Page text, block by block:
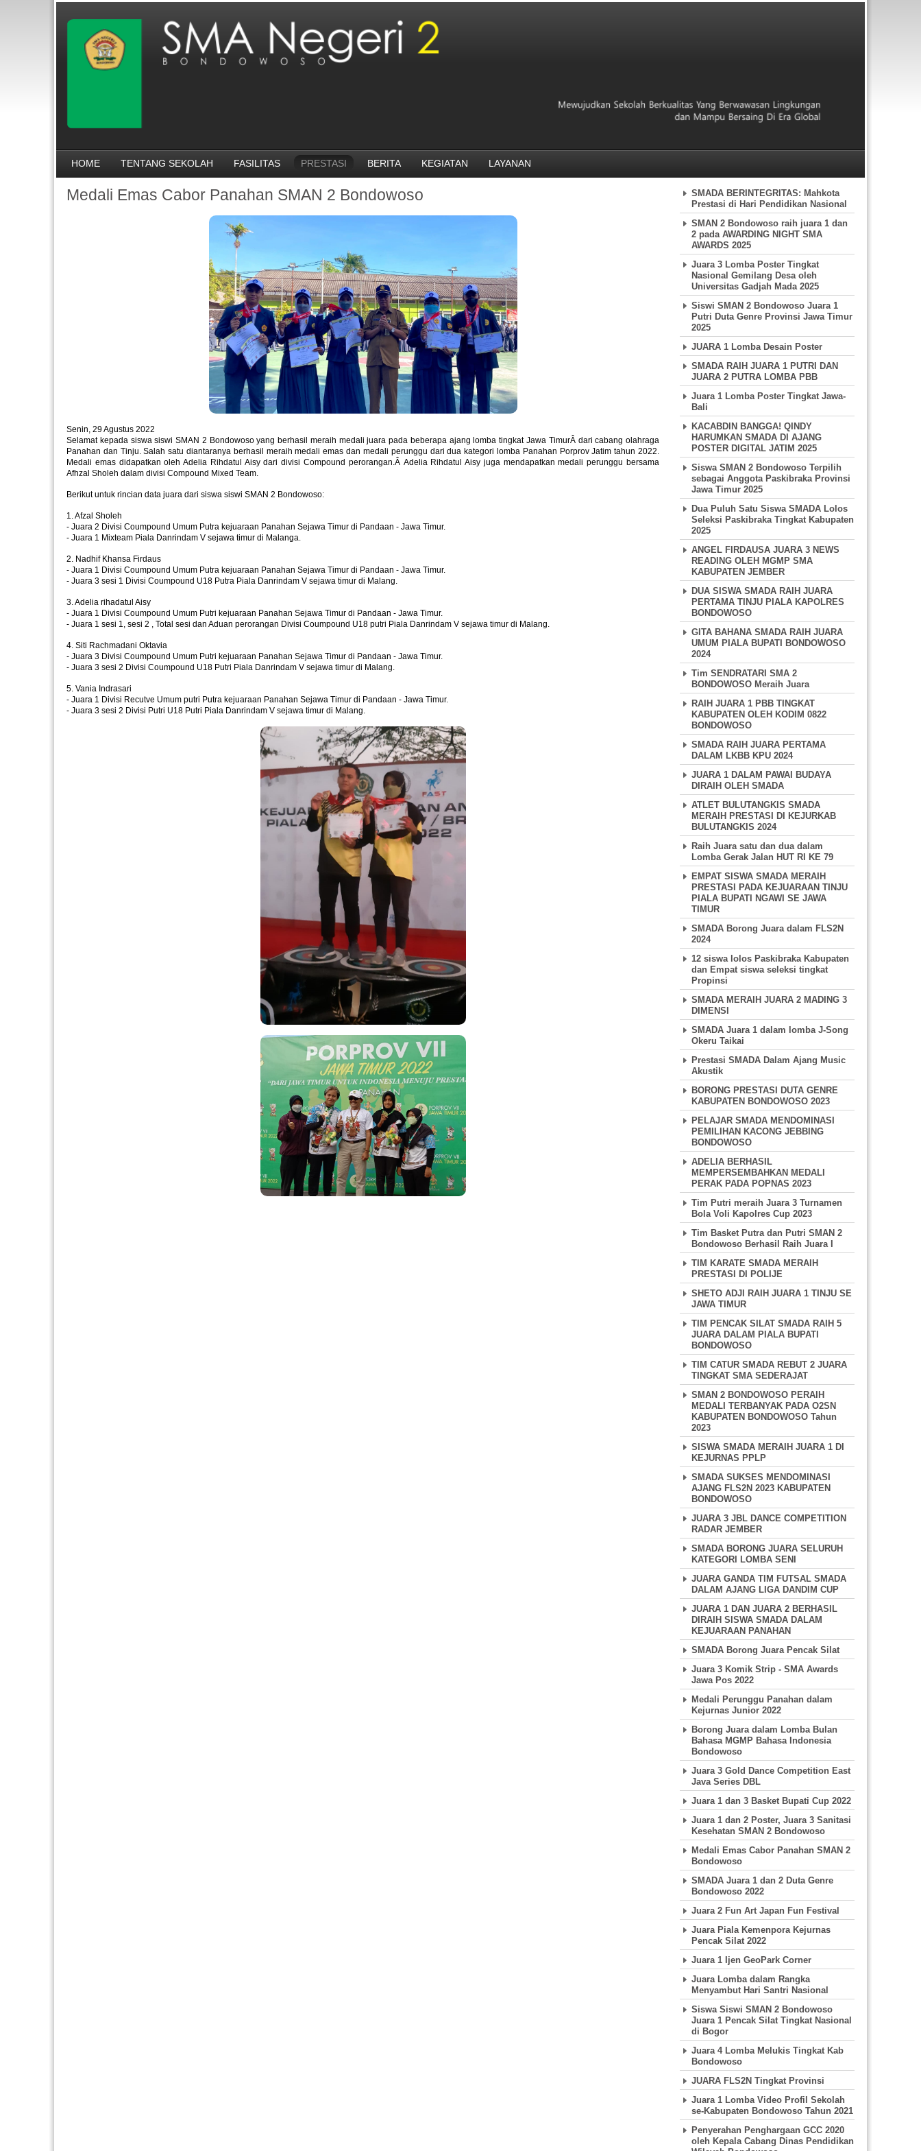
HOME TENTANG SEKOLAH FASILITAS PRESTASI BERITA KEGIATAN LAYANAN
SMADA BERINTEGRITAS: Mahkota
Prestasi di Hari Pendidikan Nasional
SMAN 2 Bondowoso raih juara 1 dan
2 pada AWARDING NIGHT SMA
AWARDS 2025
Juara 3 Lomba Poster Tingkat
Nasional Gemilang Desa oleh
Universitas Gadjah Mada 2025
Siswi SMAN 2 Bondowoso Juara 1
Putri Duta Genre Provinsi Jawa Timur
2025
JUARA 1 Lomba Desain Poster
SMADA RAIH JUARA 1 PUTRI DAN
JUARA 2 PUTRA LOMBA PBB
Juara 1 Lomba Poster Tingkat Jawa-
Bali
KACABDIN BANGGA! QINDY
HARUMKAN SMADA DI AJANG
POSTER DIGITAL JATIM 2025
Siswa SMAN 2 Bondowoso Terpilih
sebagai Anggota Paskibraka Provinsi
Jawa Timur 2025
Dua Puluh Satu Siswa SMADA Lolos
Seleksi Paskibraka Tingkat Kabupaten
2025
ANGEL FIRDAUSA JUARA 3 NEWS
READING OLEH MGMP SMA
KABUPATEN JEMBER
DUA SISWA SMADA RAIH JUARA
PERTAMA TINJU PIALA KAPOLRES
BONDOWOSO
GITA BAHANA SMADA RAIH JUARA
UMUM PIALA BUPATI BONDOWOSO
2024
Tim SENDRATARI SMA 2
BONDOWOSO Meraih Juara
RAIH JUARA 1 PBB TINGKAT
KABUPATEN OLEH KODIM 0822
BONDOWOSO
SMADA RAIH JUARA PERTAMA
DALAM LKBB KPU 2024
JUARA 1 DALAM PAWAI BUDAYA
DIRAIH OLEH SMADA
ATLET BULUTANGKIS SMADA
MERAIH PRESTASI DI KEJURKAB
BULUTANGKIS 2024
Raih Juara satu dan dua dalam
Lomba Gerak Jalan HUT RI KE 79
EMPAT SISWA SMADA MERAIH
PRESTASI PADA KEJUARAAN TINJU
PIALA BUPATI NGAWI SE JAWA
TIMUR
SMADA Borong Juara dalam FLS2N
2024
12 siswa lolos Paskibraka Kabupaten
dan Empat siswa seleksi tingkat
Propinsi
SMADA MERAIH JUARA 2 MADING 3
DIMENSI
SMADA Juara 1 dalam lomba J-Song
Okeru Taikai
Prestasi SMADA Dalam Ajang Music
Akustik
BORONG PRESTASI DUTA GENRE
KABUPATEN BONDOWOSO 2023
PELAJAR SMADA MENDOMINASI
PEMILIHAN KACONG JEBBING
BONDOWOSO
ADELIA BERHASIL
MEMPERSEMBAHKAN MEDALI
PERAK PADA POPNAS 2023
Tim Putri meraih Juara 3 Turnamen
Bola Voli Kapolres Cup 2023
Tim Basket Putra dan Putri SMAN 2
Bondowoso Berhasil Raih Juara I
TIM KARATE SMADA MERAIH
PRESTASI DI POLIJE
SHETO ADJI RAIH JUARA 1 TINJU SE
JAWA TIMUR
TIM PENCAK SILAT SMADA RAIH 5
JUARA DALAM PIALA BUPATI
BONDOWOSO
TIM CATUR SMADA REBUT 2 JUARA
TINGKAT SMA SEDERAJAT
SMAN 2 BONDOWOSO PERAIH
MEDALI TERBANYAK PADA O2SN
KABUPATEN BONDOWOSO Tahun
2023
SISWA SMADA MERAIH JUARA 1 DI
KEJURNAS PPLP
SMADA SUKSES MENDOMINASI
AJANG FLS2N 2023 KABUPATEN
BONDOWOSO
JUARA 3 JBL DANCE COMPETITION
RADAR JEMBER
SMADA BORONG JUARA SELURUH
KATEGORI LOMBA SENI
JUARA GANDA TIM FUTSAL SMADA
DALAM AJANG LIGA DANDIM CUP
JUARA 1 DAN JUARA 2 BERHASIL
DIRAIH SISWA SMADA DALAM
KEJUARAAN PANAHAN
SMADA Borong Juara Pencak Silat
Juara 3 Komik Strip - SMA Awards
Jawa Pos 2022
Medali Perunggu Panahan dalam
Kejurnas Junior 2022
Borong Juara dalam Lomba Bulan
Bahasa MGMP Bahasa Indonesia
Bondowoso
Juara 3 Gold Dance Competition East
Java Series DBL
Juara 1 dan 3 Basket Bupati Cup 2022
Juara 1 dan 2 Poster, Juara 3 Sanitasi
Kesehatan SMAN 2 Bondowoso
Medali Emas Cabor Panahan SMAN 2
Bondowoso
SMADA Juara 1 dan 2 Duta Genre
Bondowoso 2022
Juara 2 Fun Art Japan Fun Festival
Juara Piala Kemenpora Kejurnas
Pencak Silat 2022
Juara 1 Ijen GeoPark Corner
Juara Lomba dalam Rangka
Menyambut Hari Santri Nasional
Siswa Siswi SMAN 2 Bondowoso
Juara 1 Pencak Silat Tingkat Nasional
di Bogor
Juara 4 Lomba Melukis Tingkat Kab
Bondowoso
JUARA FLS2N Tingkat Provinsi
Juara 1 Lomba Video Profil Sekolah
se-Kabupaten Bondowoso Tahun 2021
Penyerahan Penghargaan GCC 2020
oleh Kepala Cabang Dinas Pendidikan
Medali Emas Cabor Panahan SMAN 2 Bondowoso
Senin, 29 Agustus 2022
Selamat kepada siswa siswi SMAN 2 Bondowosoyang berhasil meraih medali juara pada beberapa ajang lomba tingkat Jawa TimurÂ dari cabang olahraga
Panahan dan Tinju. Salah satu diantaranya berhasil meraih medali emas dan medali perunggu dari dua kategori lomba Panahan Porprov Jatim tahun 2022.
Medali emas didapatkan oleh Adelia Rihdatul Aisy dari divisi Compound perorangan.Â Adelia Rihdatul Aisy juga mendapatkan medali perunggu bersama
Afhzal Sholeh dalam divisi Compound Mixed Team.
Berikut untuk rincian data juara dari siswa siswi SMAN 2 Bondowoso:
1. Afzal Sholeh
- Juara 2 Divisi Coumpound Umum Putra kejuaraan Panahan Sejawa Timur di Pandaan - Jawa Timur.
- Juara 1 Mixteam Piala Danrindam V sejawa timur di Malanga.
2. Nadhif Khansa Firdaus
- Juara 1 Divisi Coumpound Umum Putra kejuaraan Panahan Sejawa Timur di Pandaan - Jawa Timur.
- Juara 3 sesi 1 Divisi Coumpound U18 Putra Piala Danrindam V sejawa timur di Malang.
3. Adelia rihadatul Aisy
- Juara 1 Divisi Coumpound Umum Putri kejuaraan Panahan Sejawa Timur di Pandaan - Jawa Timur.
- Juara 1 sesi 1, sesi 2 , Total sesi dan Aduan perorangan Divisi Coumpound U18 putri Piala Danrindam V sejawa timur di Malang.
4. Siti Rachmadani Oktavia
- Juara 3 Divisi Coumpound Umum Putri kejuaraan Panahan Sejawa Timur di Pandaan - Jawa Timur.
- Juara 3 sesi 2 Divisi Coumpound U18 Putri Piala Danrindam V sejawa timur di Malang.
5. Vania Indrasari
- Juara 1 Divisi Recutve Umum putri Putra kejuaraan Panahan Sejawa Timur di Pandaan - Jawa Timur.
- Juara 3 sesi 2 Divisi Putri U18 Putri Piala Danrindam V sejawa timur di Malang.